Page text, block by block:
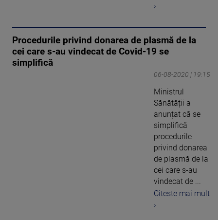
›
Procedurile privind donarea de plasmă de la
cei care s-au vindecat de Covid-19 se
simplifică
06-08-2020 | 19:15
Ministrul
Sănătății a
anunțat că se
simplifică
procedurile
privind donarea
de plasmă de la
cei care s-au
vindecat de ...
Citeste mai mult
›